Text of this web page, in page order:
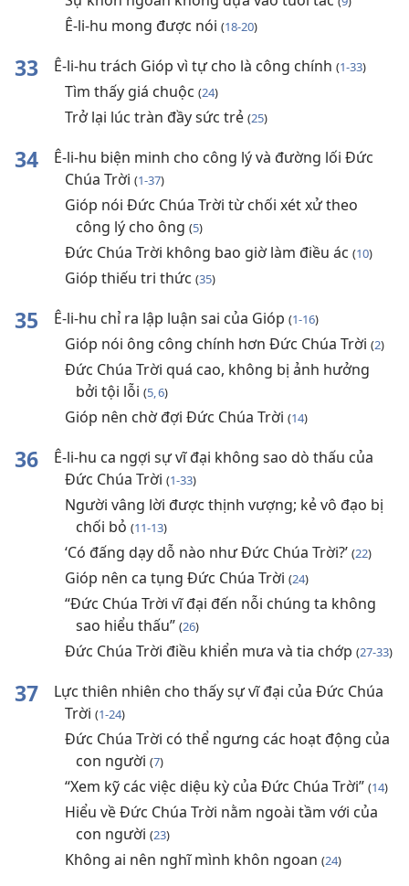
Ê-li-hu mong được nói (18-20)
33 Ê-li-hu trách Gióp vì tự cho là công chính (1-33)
Tìm thấy giá chuộc (24)
Trở lại lúc tràn đầy sức trẻ (25)
34
Ê-li-hu biện minh cho công lý và đường lối Đức
Chúa Trời (1-37)
Gióp nói Đức Chúa Trời từ chối xét xử theo
công lý cho ông (5)
Đức Chúa Trời không bao giờ làm điều ác (10)
Gióp thiếu tri thức (35)
35 Ê-li-hu chỉ ra lập luận sai của Gióp (1-16)
Gióp nói ông công chính hơn Đức Chúa Trời (2)
Đức Chúa Trời quá cao, không bị ảnh hưởng
bởi tội lỗi (5, 6)
Gióp nên chờ đợi Đức Chúa Trời (14)
36
Ê-li-hu ca ngợi sự vĩ đại không sao dò thấu của
Đức Chúa Trời (1-33)
Người vâng lời được thịnh vượng; kẻ vô đạo bị
chối bỏ (11-13)
‘Có đấng dạy dỗ nào như Đức Chúa Trời?’ (22)
Gióp nên ca tụng Đức Chúa Trời (24)
“Đức Chúa Trời vĩ đại đến nỗi chúng ta không
sao hiểu thấu” (26)
Đức Chúa Trời điều khiển mưa và tia chớp (27-33)
37
Lực thiên nhiên cho thấy sự vĩ đại của Đức Chúa
Trời (1-24)
Đức Chúa Trời có thể ngưng các hoạt động của
con người (7)
“Xem kỹ các việc diệu kỳ của Đức Chúa Trời” (14)
Hiểu về Đức Chúa Trời nằm ngoài tầm với của
con người (23)
Không ai nên nghĩ mình khôn ngoan (24)